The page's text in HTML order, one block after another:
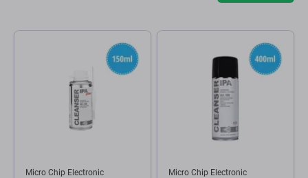
Micro Chip Electronic
Micro Chip Electronic